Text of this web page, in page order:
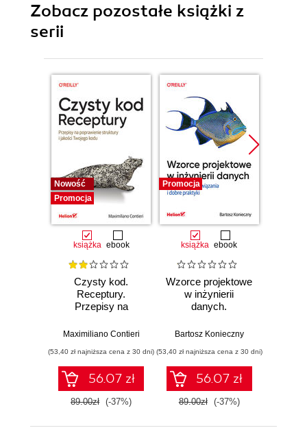
Zobacz pozostałe książki z
serii
Nowość
Promocja
książka ebook
Czysty kod.
Receptury.
Przepisy na
struktury i jakości
Maximiliano Contieri
(53,40 zł najniższa cena z 30 dni)
56.07 zł
89.00zł (-37%)
Promocja
książka ebook
Wzorce projektowe
w inżynierii
danych.
rozwiązania i dobre
Bartosz Konieczny
(53,40 zł najniższa cena z 30 dni)
56.07 zł
89.00zł (-37%)